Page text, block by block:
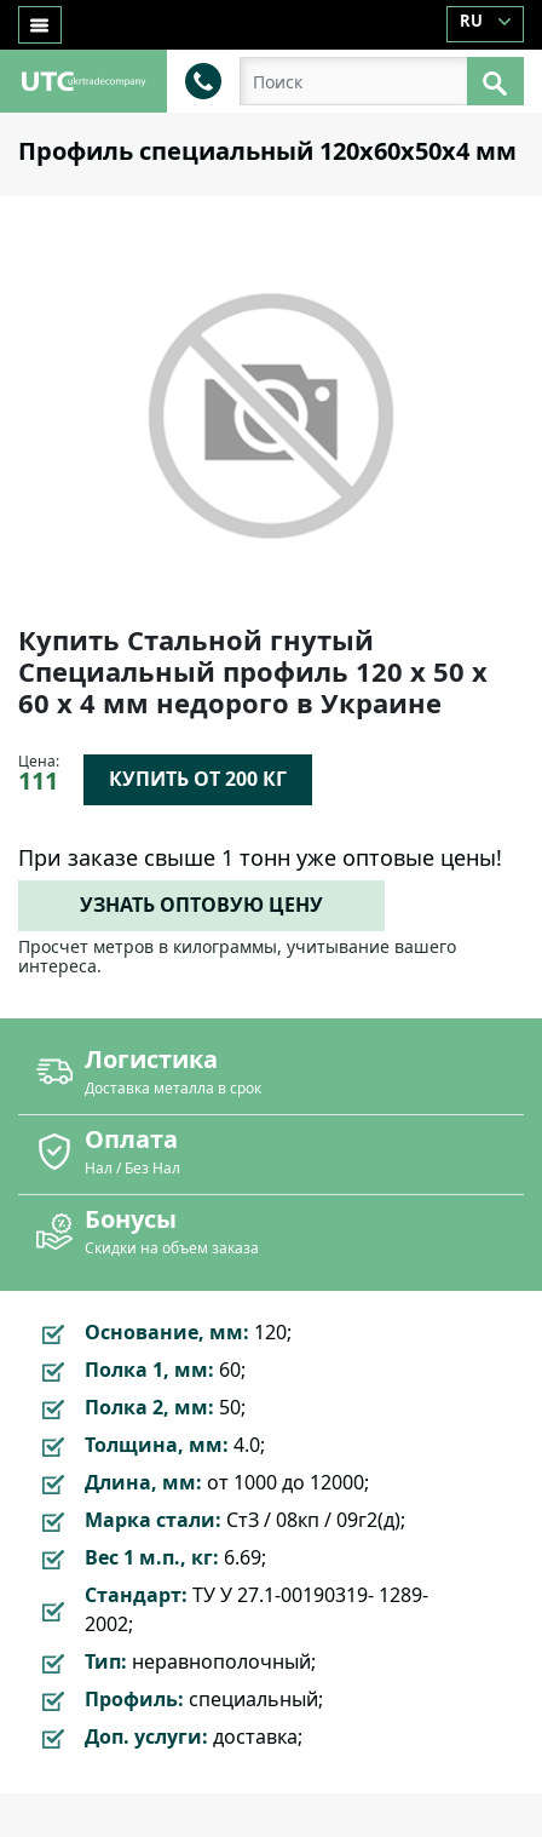
RU
Профиль специальный 120х60х50х4 мм
Купить Стальной гнутый
Специальный профиль 120 х 50 х
60 х 4 мм недорого в Украине
Цена:
111 КУПИТЬ ОТ 200 КГ
При заказе свыше 1 тонн уже оптовые цены!
УЗНАТЬ ОПТОВУЮ ЦЕНУ
Просчет метров в килограммы, учитывание вашего
интереса.
Логистика
Доставка металла в срок
Оплата
Нал / Без Нал
Бонусы
Скидки на объем заказа
Основание, мм: 120;
Полка 1, мм: 60;
Полка 2, мм: 50;
Толщина, мм: 4.0;
Длина, мм: от 1000 до 12000;
Марка стали: СтЗ / 08кп / 09г2(д);
Вес 1 м.п., кг: 6.69;
Стандарт: ТУ У 27.1-00190319- 1289-
2002;
Тип: неравнополочный;
Профиль: специальный;
Доп. услуги: доставка;